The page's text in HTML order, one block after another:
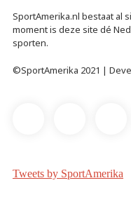
SportAmerika.nl bestaat al
moment is deze site dé
sporten.
©SportAmerika 2021 |
Tweets by SportAmerika